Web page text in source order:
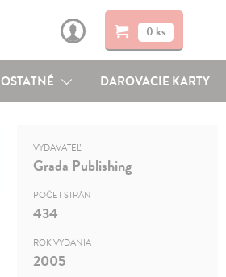
0 ks
OSTATNÉ DAROVACIE KARTY
VYDAVATEĽ
Grada Publishing
POČET STRÁN
434
ROK VYDANIA
2005